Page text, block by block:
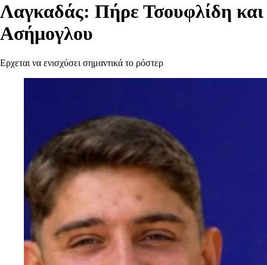
Λαγκαδάς: Πήρε Τσουφλίδη και
Ασήμογλου
Ερχεται να ενισχύσει σημαντικά το ρόστερ